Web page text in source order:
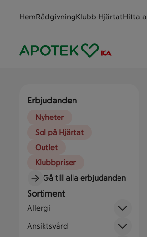
HemRådgivningKlubb HjärtatHitta
Erbjudanden
Nyheter
Sol på Hjärtat
Outlet
Klubbpriser
Gå till alla erbjudanden
Sortiment
Allergi
Ansiktsvård